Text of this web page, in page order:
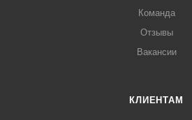
Команда
Отзывы
Вакансии
КЛИЕНТАМ